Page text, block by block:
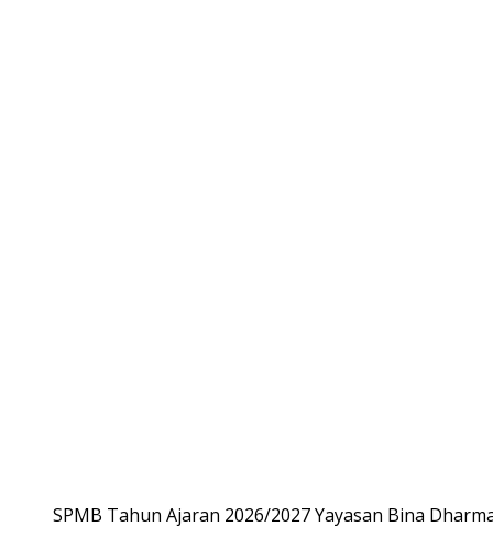
SPMB Tahun Ajaran 2026/2027 Yayasan Bina